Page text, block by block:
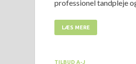
professionel tandpleje
LÆS MERE
TILBUD A-J